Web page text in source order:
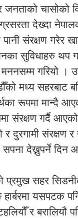
जनताको चासोको
देख्दा
संरक्षण गरेर
सुविधाहरु थप
मननसम्म गरियो ।
मध्य सहरबाट
रूपमा मान्दै
संरक्षण गर्दै
र दुरगामी संरक्षण
देख्नुपर्ने दिन
प्रमुख सहर
हार्बरमा यसपटक
र बरालियौ